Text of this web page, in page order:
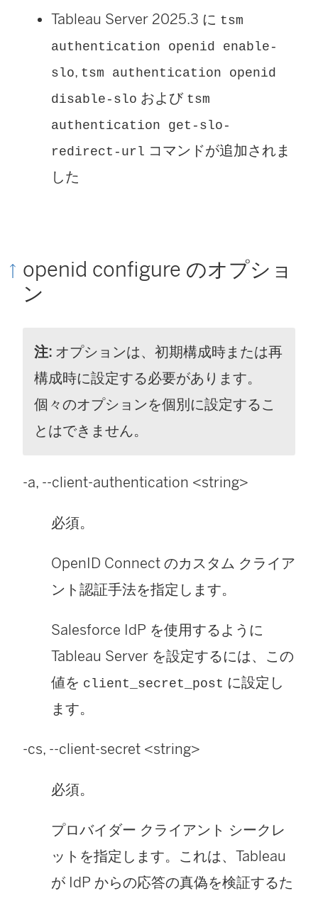
Tableau Server 2025.3 に tsm
authentication openid enable-
slo, tsm authentication openid
disable-slo および tsm
authentication get-slo-
redirect-url コマンドが追加されま
した
openid configure のオプショ
ン
注: オプションは、初期構成時または再
構成時に設定する必要があります。
個々のオプションを個別に設定するこ
とはできません。
-a, --client-authentication <string>
必須。
OpenID Connect のカスタム クライア
ント認証手法を指定します。
Salesforce IdP を使用するように
Tableau Server を設定するには、この
値を client_secret_post に設定し
ます。
-cs, --client-secret <string>
必須。
プロバイダー クライアント シークレ
ットを指定します。これは、Tableau
が IdP からの応答の真偽を検証するた